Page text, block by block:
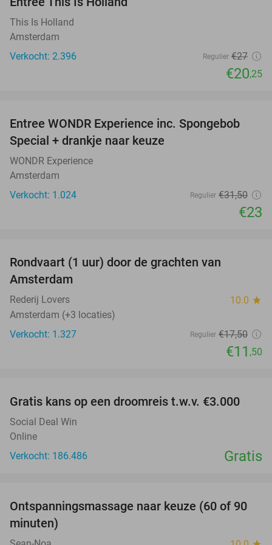
This Is Holland
Amsterdam
Verkocht: 2.396
Regulier €27
€20,25
27%
Entree WONDR Experience inc. Spongebob
Special + drankje naar keuze
WONDR Experience
Amsterdam
Verkocht: 1.024
Regulier €31,50
€23
Rondvaart (1 uur) door de grachten van
Amsterdam
Rederij Lovers 10.0 star
Amsterdam (+3 locaties)
Verkocht: 1.327
Regulier €17,50
€11 ,50
Gratis kans op een droomreis t.w.v. €3.000
Social Deal Win
Online
Verkocht: 186.486
Gratis
40%
Ontspanningsmassage naar keuze (60 of 90
minuten)